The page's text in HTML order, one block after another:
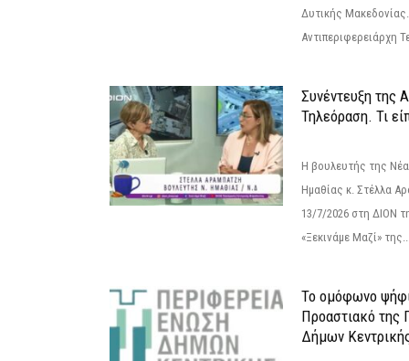
Δυτικής
Αντιπεριφερειάρχη
Συνέντευξη της
Τηλεόραση. Τι
Η βουλευτής της
Ημαθίας κ. Στέλλα
13/7/2026 στη ΔΙΟΝ
«Ξεκινάμε Μαζί»
Το ομόφωνο
Προαστιακό της
Δήμων